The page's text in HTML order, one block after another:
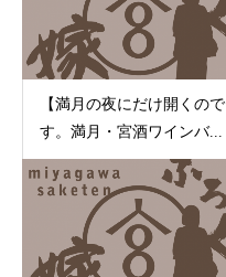
【満月の夜にだけ開くので
す。満月・宮酒ワインバ...